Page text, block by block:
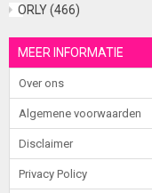
ORLY(466)
MEER INFORMATIE
Over ons
Algemene voorwaarden
Disclaimer
Privacy Policy